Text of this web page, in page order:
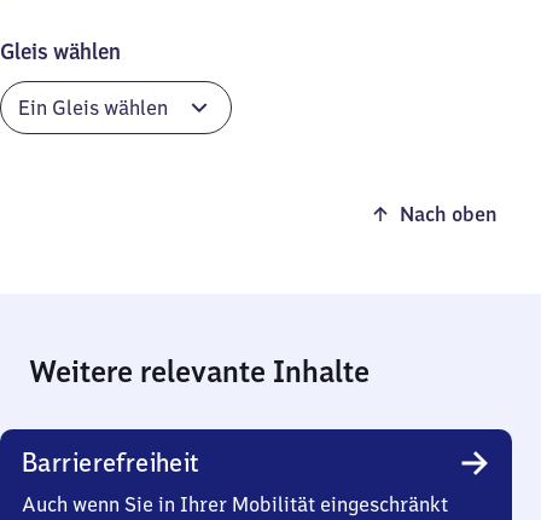
Gleis wählen
Nach oben
Weitere relevante Inhalte
Barrierefreiheit
Auch wenn Sie in Ihrer Mobilität eingeschränkt